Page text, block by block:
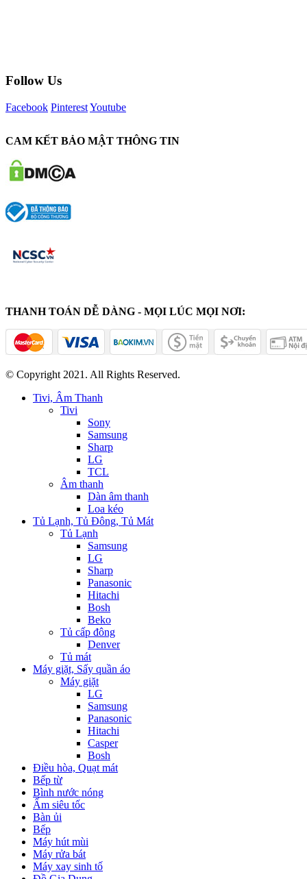
Follow Us
Facebook PinterestYoutube
CAM KẾT BẢO MẬT THÔNG TIN
THANH TOÁN DỄ DÀNG - MỌI LÚC MỌI NƠI:
© Copyright 2021. All Rights Reserved.
Tivi, Âm Thanh
Tivi
Sony
Samsung
Sharp
LG
TCL
Âm thanh
Dàn âm thanh
Loa kéo
Tủ Lạnh, Tủ Đông, Tủ Mát
Tủ Lạnh
Samsung
LG
Sharp
Panasonic
Hitachi
Bosh
Beko
Tủ cấp đông
Denver
Tủ mát
Máy giặt, Sấy quần áo
Máy giặt
LG
Samsung
Panasonic
Hitachi
Casper
Bosh
Điều hòa, Quạt mát
Bếp từ
Bình nước nóng
Ấm siêu tốc
Bàn ủi
Bếp
Máy hút mùi
Máy rửa bát
Máy xay sinh tố